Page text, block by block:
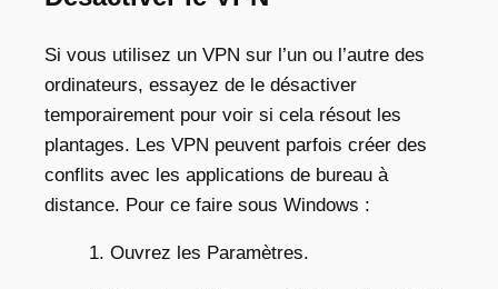
Si vous utilisez un VPN sur l’un ou l’autre des
ordinateurs, essayez de le désactiver
temporairement pour voir si cela résout les
plantages. Les VPN peuvent parfois créer des
conflits avec les applications de bureau à
distance. Pour ce faire sous Windows :
1. Ouvrez les Paramètres.